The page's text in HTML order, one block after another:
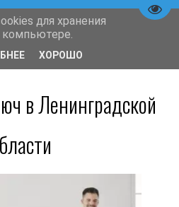
под ключ
в Ленинградской
для хранения
ХОРОШО